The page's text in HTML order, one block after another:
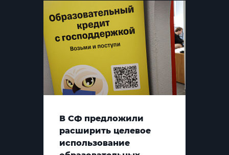
В СФ предложили
расширить целевое
использование